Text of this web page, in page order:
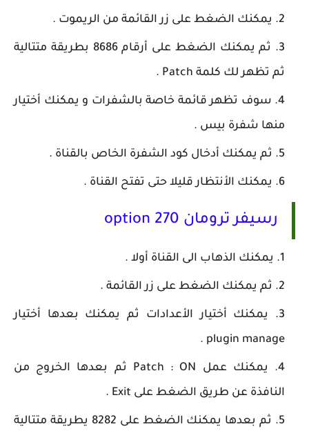
يمكنك الضغط على زر القائمة من الريموت .
ثم يمكنك الضغط على أرقام 8686 بطريقة متتالية
ثم تظهر لك كلمة Patch .
سوف تظهر قائمة خاصة بالشفرات و يمكنك أختيار
منها شفرة بيس .
ثم يمكنك أدخال كود الشفرة الخاص بالقناة .
يمكنك الأنتظار قليلا حتى تفتح القناة .
رسيفر ترومان 270 option
يمكنك الذهاب الى القناة أولا .
ثم يمكنك الضغط على زر القائمة .
يمكنك أختيار الأعدادات ثم يمكنك بعدها أختيار
plugin manage .
يمكنك عمل Patch : ON ثم بعدها الخروج من
النافذة عن طريق الضغط على Exit .
ثم بعدها يمكنك الضغط على 8282 يطريقة متتالية